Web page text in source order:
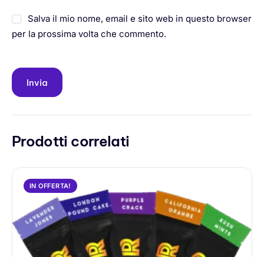
Salva il mio nome, email e sito web in questo browser
per la prossima volta che commento.
Prodotti correlati
IN OFFERTA!